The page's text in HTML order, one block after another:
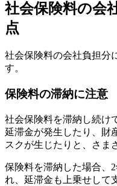
社会保険料の会
点
社会保険料の会社負担分
す。
保険料の滞納に注意
社会保険料を滞納し続け
延滞金が発生したり、財
スクが生じたりと、さま
保険料を滞納した場合、
れ、延滞金も上乗せして